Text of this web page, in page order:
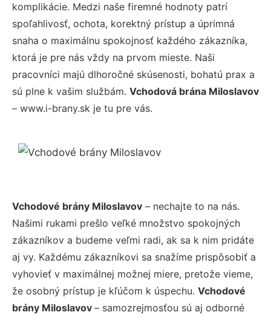
komplikácie. Medzi naše firemné hodnoty patrí
spoľahlivosť, ochota, korektný prístup a úprimná
snaha o maximálnu spokojnosť každého zákazníka,
ktorá je pre nás vždy na prvom mieste. Naši
pracovníci majú dlhoročné skúsenosti, bohatú prax a
sú plne k vašim službám. Vchodová brána Miloslavov
– www.i-brany.sk je tu pre vás.
Vchodové brány Miloslavov – nechajte to na nás.
Našimi rukami prešlo veľké množstvo spokojných
zákazníkov a budeme veľmi radi, ak sa k nim pridáte
aj vy. Každému zákazníkovi sa snažíme prispôsobiť a
vyhovieť v maximálnej možnej miere, pretože vieme,
že osobný prístup je kľúčom k úspechu. Vchodové
brány Miloslavov – samozrejmosťou sú aj odborné